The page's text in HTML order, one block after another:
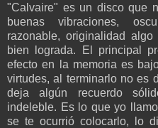
"Calvaire" es un disco que
buenas vibraciones,
razonable, originalidad
bien lograda. El principal
efecto en la memoria es
virtudes, al terminarlo no es
deja algún recuerdo
indeleble. Es lo que yo
se te ocurrió colocarlo, lo